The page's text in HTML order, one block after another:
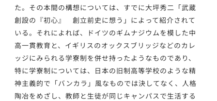
た。その本間の構想については、すでに大坪秀二「武蔵
創設の『初心』 創立前史に想う」によって紹介されて
いる。それによれば、ドイツのギムナジウムを模した中
高一貫教育と、イギリスのオックスブリッジなどのカレ
ッジにみられる学寮制を併せ持ったようなものであり、
特に学寮制については、日本の旧制高等学校のような精
神主義的で「バンカラ」風なものでは決してなく、人格
陶冶をめざし、教師と生徒が同じキャンパスで生活する